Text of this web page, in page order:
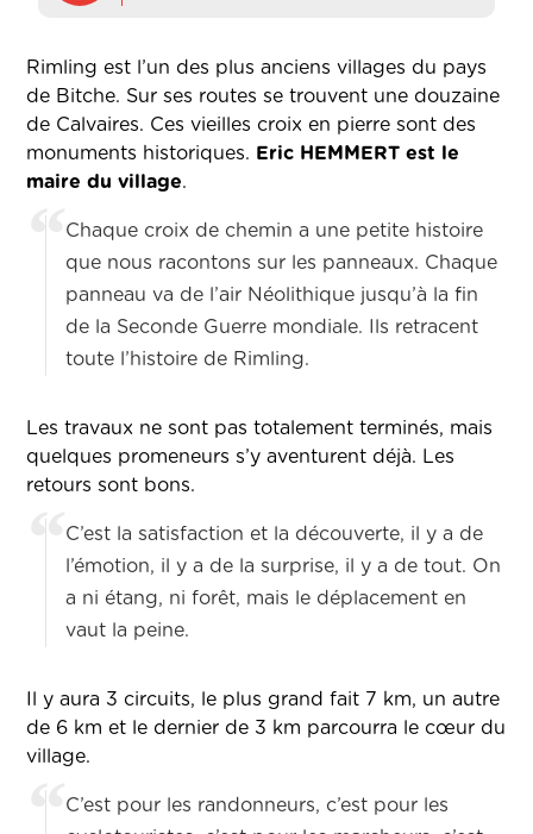
Rimling est l’un des plus anciens villages du pays
de Bitche. Sur ses routes se trouvent une douzaine
de Calvaires. Ces vieilles croix en pierre sont des
monuments historiques. Eric HEMMERT est le
maire du village.
Chaque croix de chemin a une petite histoire
que nous racontons sur les panneaux. Chaque
panneau va de l’air Néolithique jusqu’à la fin
de la Seconde Guerre mondiale. Ils retracent
toute l’histoire de Rimling.
Les travaux ne sont pas totalement terminés, mais
quelques promeneurs s’y aventurent déjà. Les
retours sont bons.
C’est la satisfaction et la découverte, il y a de
l’émotion, il y a de la surprise, il y a de tout. On
a ni étang, ni forêt, mais le déplacement en
vaut la peine.
Il y aura 3 circuits, le plus grand fait 7 km, un autre
de 6 km et le dernier de 3 km parcourra le cœur du
village.
C’est pour les randonneurs, c’est pour les